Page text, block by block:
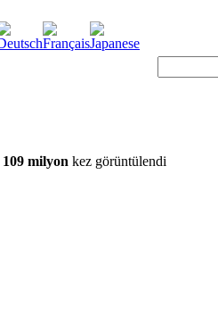
109 milyon kez görüntülendi